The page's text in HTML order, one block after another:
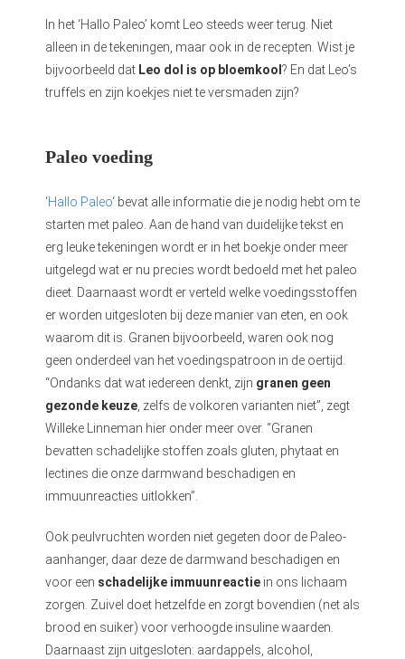
In het ‘Hallo Paleo’ komt Leo steeds weer terug. Niet
alleen in de tekeningen, maar ook in de recepten. Wist je
bijvoorbeeld dat Leo dol is op bloemkool ? En dat Leo’s
truffels en zijn koekjes niet te versmaden zijn?
Paleo voeding
‘Hallo Paleo‘ bevat alle informatie die je nodig hebt om te
starten met paleo. Aan de hand van duidelijke tekst en
erg leuke tekeningen wordt er in het boekje onder meer
uitgelegd wat er nu precies wordt bedoeld met het paleo
dieet. Daarnaast wordt er verteld welke voedingsstoffen
er worden uitgesloten bij deze manier van eten, en ook
waarom dit is. Granen bijvoorbeeld, waren ook nog
geen onderdeel van het voedingspatroon in de oertijd.
“Ondanks dat wat iedereen denkt, zijn granen geen
gezonde keuze, zelfs de volkoren varianten niet”, zegt
Willeke Linneman hier onder meer over. “Granen
bevatten schadelijke stoffen zoals gluten, phytaat en
lectines die onze darmwand beschadigen en
immuunreacties uitlokken”.
Ook peulvruchten worden niet gegeten door de Paleo-
aanhanger, daar deze de darmwand beschadigen en
voor een schadelijke immuunreactie in ons lichaam
zorgen. Zuivel doet hetzelfde en zorgt bovendien (net als
brood en suiker) voor verhoogde insuline waarden.
Daarnaast zijn uitgesloten: aardappels, alcohol,